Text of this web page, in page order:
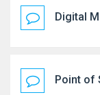
Digital
Point of